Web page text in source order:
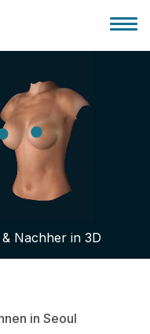
Nachher in 3D
in Seoul